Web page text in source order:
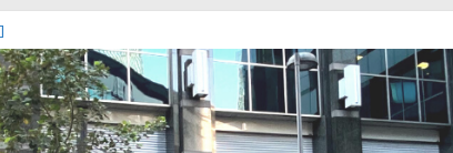
: políticas, prácticas y representaciones [2022]
una teoría crítica de las fronteras latinoamericanas
[2019]
en Santiago : un patrimonio emblemático [2014]